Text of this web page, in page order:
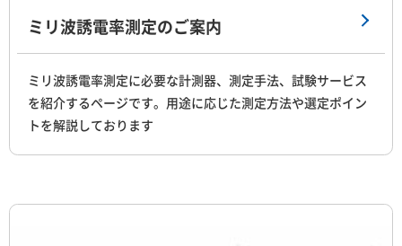
ミリ波誘電率測定のご案内
ミリ波誘電率測定に必要な計測器、測定手法、試験サービス
を紹介するページです。用途に応じた測定方法や選定ポイン
トを解説しております